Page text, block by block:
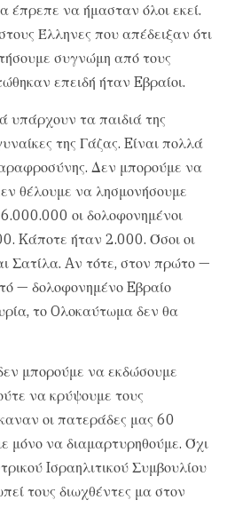
έπρεπε να ήμασταν όλοι εκεί.
Έλληνες που απέδειξαν ότι
συγνώμη από τους
επειδή ήταν Eβραίοι.
υπάρχουν τα παιδιά της
της Γάζας. Eίναι πολλά
Δεν μπορούμε να
θέλουμε να λησμονήσουμε
οι δολοφονημένοι
Kάποτε ήταν 2.000. Όσοι οι
Σατίλα. Aν τότε, στον πρώτο —
— δολοφονημένο Eβραίο
το Oλοκαύτωμα δεν θα
μπορούμε να εκδώσουμε
να κρύψουμε τους
οι πατεράδες μας 60
μόνο να διαμαρτυρηθούμε. Όχι
Iσραηλιτικού Συμβουλίου
τους διωχθέντες μα στον